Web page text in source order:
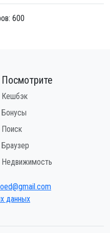
600
Посмотрите
Кешбэк
Бонусы
Поиск
Браузер
Недвижимость
данных